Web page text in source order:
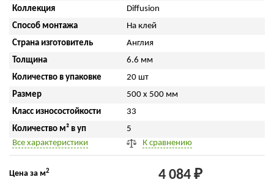
Коллекция
Diffusion
Способ монтажа
На клей
Страна изготовитель
Англия
Толщина
6.6 мм
Количество в упаковке
20 шт
Размер
500 x 500 мм
Класс износостойкости
33
Количество м² в уп
5
Все характеристики
К сравнению
Цена за м2 4 084 ₽